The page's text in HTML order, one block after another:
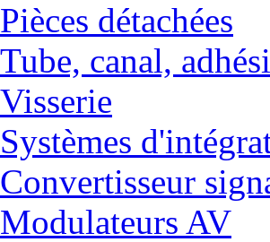
Pièces détachées
Tube, canal,
Visserie
Systèmes
Convertisseur
Modulateurs AV